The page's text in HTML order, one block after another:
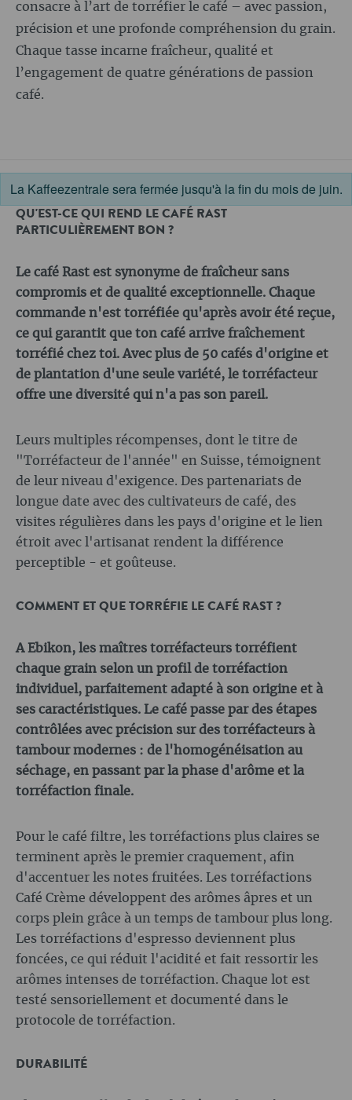
consacre à l’art de torréfier le café – avec passion,
précision et une profonde compréhension du grain.
Chaque tasse incarne fraîcheur, qualité et
l’engagement de quatre générations de passion
café.
La Kaffeezentrale sera fermée jusqu'à la fin du mois de juin.
QU'EST-CE QUI REND LE CAFÉ RAST
PARTICULIÈREMENT BON ?
Le café Rast est synonyme de fraîcheur sans
compromis et de qualité exceptionnelle. Chaque
commande n'est torréfiée qu'après avoir été reçue,
ce qui garantit que ton café arrive fraîchement
torréfié chez toi. Avec plus de 50 cafés d'origine et
de plantation d'une seule variété, le torréfacteur
offre une diversité qui n'a pas son pareil.
Leurs multiples récompenses, dont le titre de
"Torréfacteur de l'année" en Suisse, témoignent
de leur niveau d'exigence. Des partenariats de
longue date avec des cultivateurs de café, des
visites régulières dans les pays d'origine et le lien
étroit avec l'artisanat rendent la différence
perceptible - et goûteuse.
COMMENT ET QUE TORRÉFIE LE CAFÉ RAST ?
A Ebikon, les maîtres torréfacteurs torréfient
chaque grain selon un profil de torréfaction
individuel, parfaitement adapté à son origine et à
ses caractéristiques. Le café passe par des étapes
contrôlées avec précision sur des torréfacteurs à
tambour modernes : de l'homogénéisation au
séchage, en passant par la phase d'arôme et la
torréfaction finale.
Pour le café filtre, les torréfactions plus claires se
terminent après le premier craquement, afin
d'accentuer les notes fruitées. Les torréfactions
Café Crème développent des arômes âpres et un
corps plein grâce à un temps de tambour plus long.
Les torréfactions d'espresso deviennent plus
foncées, ce qui réduit l'acidité et fait ressortir les
arômes intenses de torréfaction. Chaque lot est
testé sensoriellement et documenté dans le
protocole de torréfaction.
DURABILITÉ